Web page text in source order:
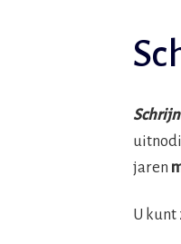
jaren
U kunt